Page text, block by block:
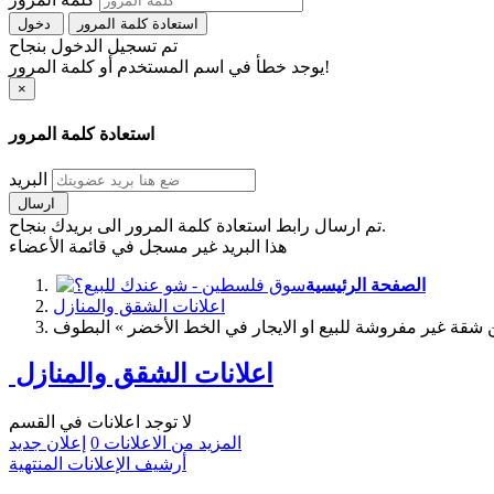
استعادة كلمة المرور
تم تسجيل الدخول بنجاح
يوجد خطأ في اسم المستخدم أو كلمة المرور!
×
استعادة كلمة المرور
البريد
تم ارسال رابط استعادة كلمة المرور الى بريدك بنجاح.
هذا البريد غير مسجل في قائمة الأعضاء
الصفحة الرئيسية
اعلانات الشقق والمنازل
غير مفروشة للبيع او الايجار في الخط الأخضر » البطوف
اعلانات الشقق والمنازل
لا توجد اعلانات في القسم
المزيد من الاعلانات 0 إعلان جديد
أرشيف الإعلانات المنتهية